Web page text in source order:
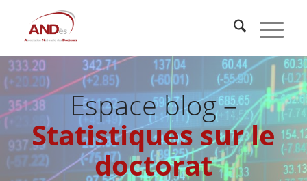
Espace blog –
Statistiques sur le
doctorat